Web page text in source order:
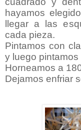
hayamos
llegar a las
cada pieza.
Pintamos con
y luego
Horneamos a
Dejamos enfriar